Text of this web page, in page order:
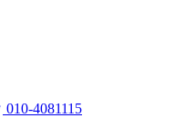
010-4081115